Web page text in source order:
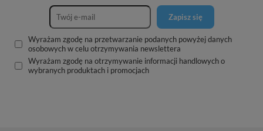
Zapisz się
Wyrażam zgodę na przetwarzanie podanych powyżej danych
osobowych w celu otrzymywania newslettera
Wyrażam zgodę na otrzymywanie informacji handlowych o
wybranych produktach i promocjach